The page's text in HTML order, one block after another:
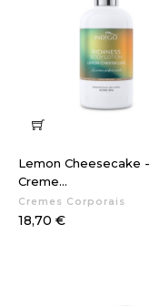
Lemon Cheesecake -
Creme...
Cremes Corporais
Preço
18,70 €